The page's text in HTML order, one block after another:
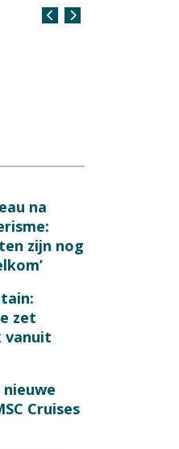
Coffee with the
na
zijn nog
zet
vanuit
Cruises